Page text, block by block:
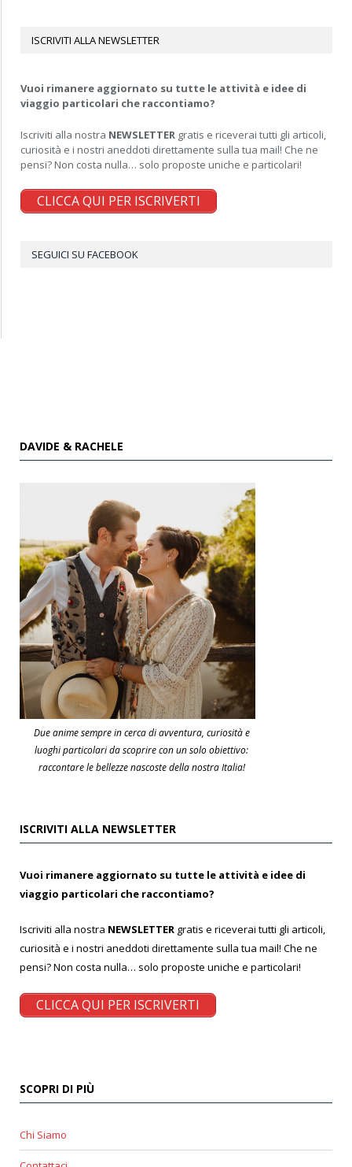
ISCRIVITI ALLA NEWSLETTER
Vuoi rimanere aggiornato su tutte le attività e idee di
viaggio particolari che raccontiamo?
Iscriviti alla nostra NEWSLETTER gratis e riceverai tutti gli articoli,
curiosità e i nostri aneddoti direttamente sulla tua mail! Che ne
pensi? Non costa nulla… solo proposte uniche e particolari!
CLICCA QUI PER ISCRIVERTI
SEGUICI SU FACEBOOK
DAVIDE & RACHELE
Due anime sempre in cerca di avventura, curiosità e
luoghi particolari da scoprire con un solo obiettivo:
raccontare le bellezze nascoste della nostra Italia!
ISCRIVITI ALLA NEWSLETTER
Vuoi rimanere aggiornato su tutte le attività e idee di
viaggio particolari che raccontiamo?
Iscriviti alla nostra NEWSLETTER gratis e riceverai tutti gli articoli,
curiosità e i nostri aneddoti direttamente sulla tua mail! Che ne
pensi? Non costa nulla… solo proposte uniche e particolari!
CLICCA QUI PER ISCRIVERTI
SCOPRI DI PIÙ
Chi Siamo